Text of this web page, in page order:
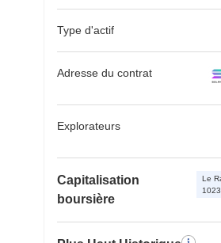
Type d'actif
Adresse du contrat
Explorateurs
Capitalisation
boursière
Le
1023